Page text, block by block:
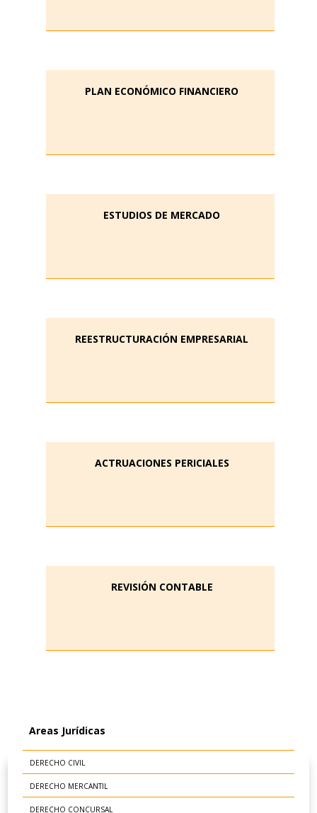
PLAN ECONÓMICO FINANCIERO
ESTUDIOS DE MERCADO
REESTRUCTURACIÓN EMPRESARIAL
ACTRUACIONES PERICIALES
REVISIÓN CONTABLE
Areas Jurídicas
DERECHO CIVIL
DERECHO MERCANTIL
DERECHO CONCURSAL